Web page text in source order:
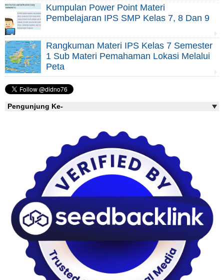
Kumpulan Power Point Materi
Pembelajaran IPS SMP Kelas 7, 8 Dan 9
Rangkuman Materi IPS Kelas 7 Semester
1 Sub Materi Pemahaman Lokasi Melalui
Peta
Pengunjung Ke-